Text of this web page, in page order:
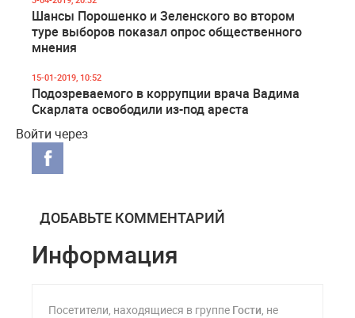
Шансы Порошенко и Зеленского во втором
туре выборов показал опрос общественного
мнения
15-01-2019, 10:52
Подозреваемого в коррупции врача Вадима
Скарлата освободили из-под ареста
Войти через
ДОБАВЬТЕ КОММЕНТАРИЙ
Информация
Посетители, находящиеся в группе Гости, не